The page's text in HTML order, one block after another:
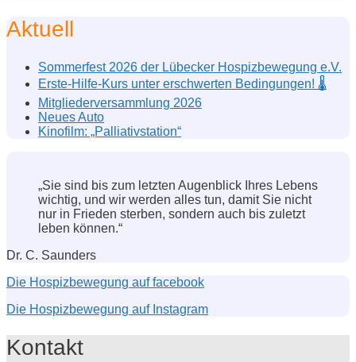
Aktuell
Sommerfest 2026 der Lübecker Hospizbewegung e.V.
Erste-Hilfe-Kurs unter erschwerten Bedingungen! 🌡️
Mitgliederversammlung 2026
Neues Auto
Kinofilm: „Palliativstation“
„Sie sind bis zum letzten Augenblick Ihres Lebens
wichtig, und wir werden alles tun, damit Sie nicht
nur in Frieden sterben, sondern auch bis zuletzt
leben können.“
Dr. C. Saunders
Die Hospizbewegung auf facebook
Die Hospizbewegung auf Instagram
Kontakt